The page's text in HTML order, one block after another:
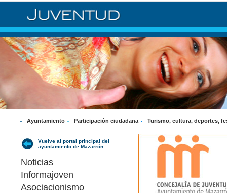
Ayuntamiento Participación ciudadana Turismo, cultura, deportes,
Vuelve al portal principal del
ayuntamiento de Mazarrón
Noticias
Informajoven
Asociacionismo